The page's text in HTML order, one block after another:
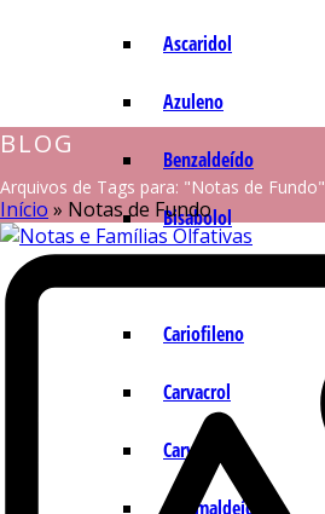
Ascaridol
Azuleno
Benzaldeído
Bisabolol
Cariofileno
Carvacrol
Carvona
Cinamaldeído
BLOG
Arquivos de Tags para: "Notas de Fundo"
Início » Notas de Fundo